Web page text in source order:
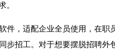
。
，适配企业全员使用，在
招工。对于想要摆脱招聘